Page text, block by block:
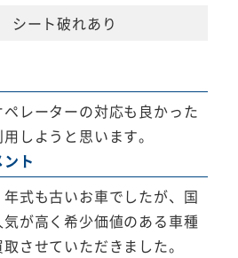
シート破れあり
レーターの対応も良かった
しようと思います。
ト
式も古いお車でしたが、国
が高く希少価値のある車種
させていただきました。